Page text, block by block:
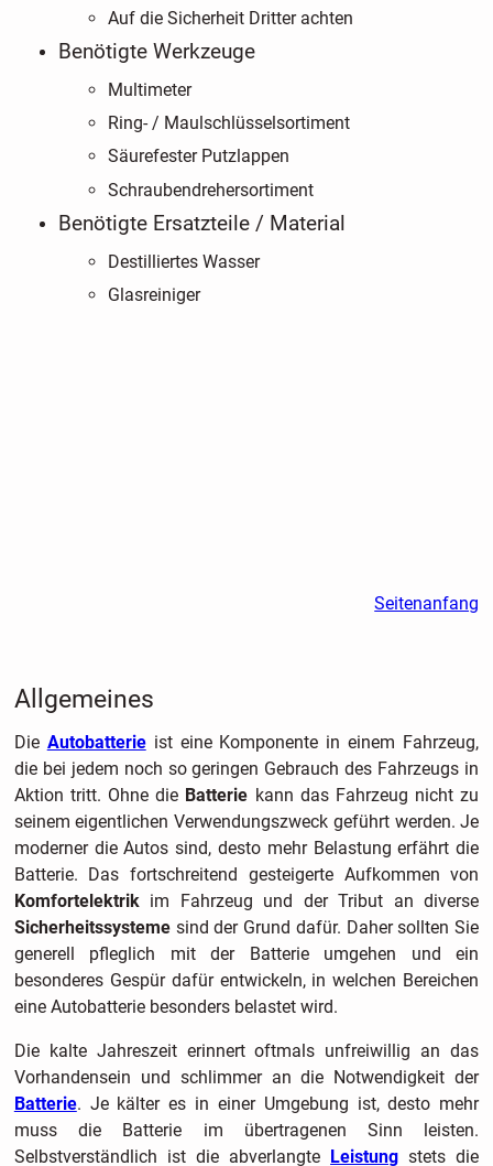
Auf die Sicherheit Dritter achten
Benötigte Werkzeuge
Multimeter
Ring- / Maulschlüsselsortiment
Säurefester Putzlappen
Schraubendrehersortiment
Benötigte Ersatzteile / Material
Destilliertes Wasser
Glasreiniger
Seitenanfang
Allgemeines
Die Autobatterieist eine Komponente in einem Fahrzeug,
die bei jedem noch so geringen Gebrauch des Fahrzeugs in
Aktion tritt. Ohne die Batterie kann das Fahrzeug nicht zu
seinem eigentlichen Verwendungszweck geführt werden. Je
moderner die Autos sind, desto mehr Belastung erfährt die
Batterie. Das fortschreitend gesteigerte Aufkommen von
Komfortelektrikim Fahrzeug und der Tribut an diverse
Sicherheitssystemesind der Grund dafür. Daher sollten Sie
generell pfleglich mit der Batterie umgehen und ein
besonderes Gespür dafür entwickeln, in welchen Bereichen
eine Autobatterie besonders belastet wird.
Die kalte Jahreszeit erinnert oftmals unfreiwillig an das
Vorhandensein und schlimmer an die Notwendigkeit der
Batterie. Je kälter es in einer Umgebung ist, desto mehr
muss die Batterie im übertragenen Sinn leisten.
Selbstverständlich ist die abverlangte Leistung stets die